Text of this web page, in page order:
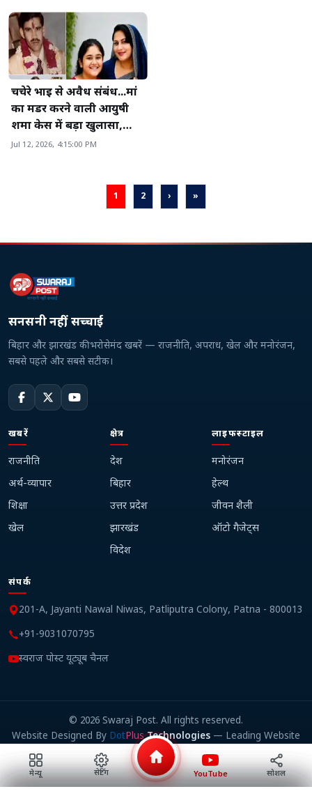
चचेरे भाई से अवैध संबंध...मां
का मर्डर करने वाली आयुषी
शर्मा केस में बड़ा खुलासा,
पिता की भी कातिल...
Jul 12, 2026, 4:15:00 PM
1 2 › »
सनसनी नहीं, सच्चाई
बिहार और झारखंड की भरोसेमंद खबरें — राजनीति, अपराध, खेल और मनोरंजन,
सबसे पहले और सबसे सटीक।
खबरें
राजनीति
अर्थ-व्यापार
शिक्षा
खेल
क्षेत्र
देश
बिहार
उत्तर प्रदेश
झारखंड
विदेश
लाइफस्टाइल
मनोरंजन
हेल्थ
जीवन शैली
ऑटो गैजेट्स
संपर्क
201-A, Jayanti Nawal Niwas, Patliputra Colony, Patna - 800013
+91-9031070795
स्वराज पोस्ट यूट्यूब चैनल
© 2026 Swaraj Post. All rights reserved.
Website Designed By DotPlusTechnologies — Leading Website
Design Company in Patna
मेन्यू सेटिंग YouTube सोशल